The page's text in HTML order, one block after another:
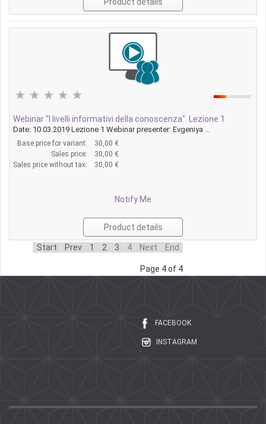
Webinar "I livelli informativi della conoscenza". Lezione 1
Date: 10.03.2019 Lezione 1 Webinar presenter: Evgeniya ...
Base price for variant:
30,00 €
Sales price:
30,00 €
Sales price without tax:
30,00 €
Notify Me
Product details
Start Prev 1 2 3 4 Next End
Page 4 of 4
FACEBOOK
INSTAGRAM